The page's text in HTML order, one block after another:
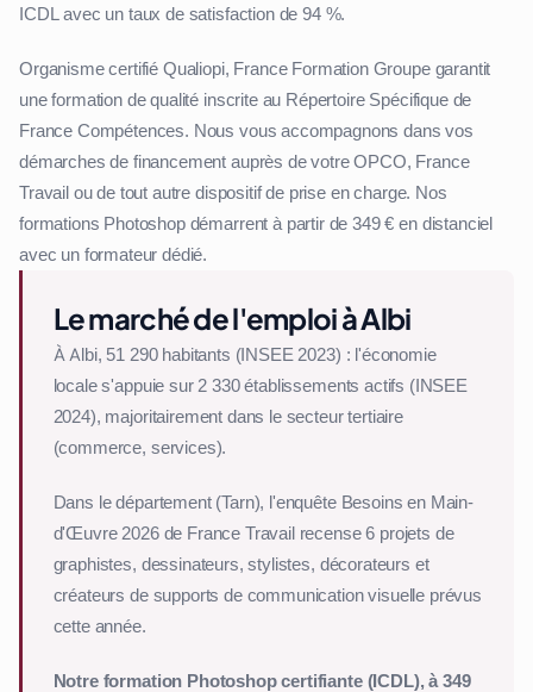
ICDL avec un taux de satisfaction de 94 %.
Organisme certifié Qualiopi, France Formation Groupe garantit
une formation de qualité inscrite au Répertoire Spécifique de
France Compétences. Nous vous accompagnons dans vos
démarches de financement auprès de votre OPCO, France
Travail ou de tout autre dispositif de prise en charge. Nos
formations Photoshop démarrent à partir de 349 € en distanciel
avec un formateur dédié.
Le marché de l'emploi à Albi
À Albi, 51 290 habitants (INSEE 2023) : l'économie
locale s'appuie sur 2 330 établissements actifs (INSEE
2024), majoritairement dans le secteur tertiaire
(commerce, services).
Dans le département (Tarn), l'enquête Besoins en Main-
d'Œuvre 2026 de France Travail recense 6 projets de
graphistes, dessinateurs, stylistes, décorateurs et
créateurs de supports de communication visuelle prévus
cette année.
Notre formation Photoshop certifiante (ICDL), à 349